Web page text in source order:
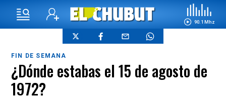
90.1 Mhz
FIN DE SEMANA
¿Dónde estabas el 15 de agosto de
1972?